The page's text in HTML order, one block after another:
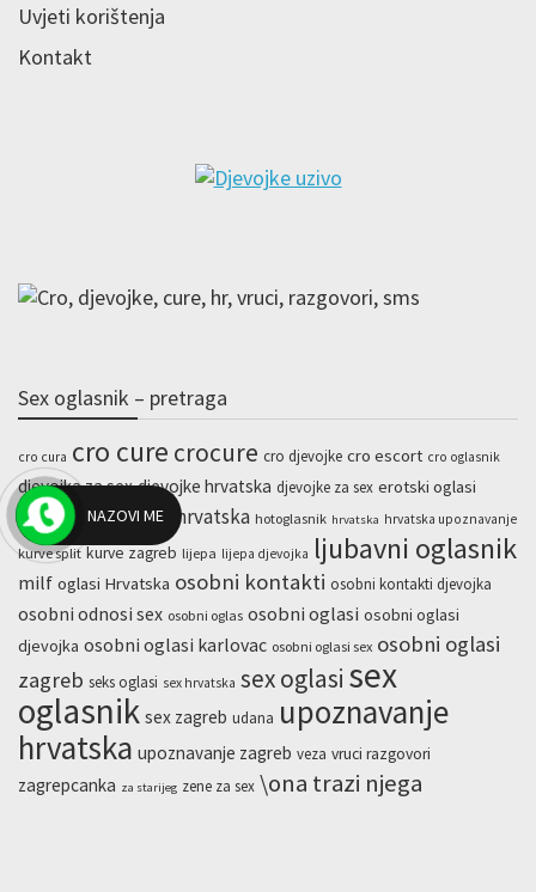
Uvjeti korištenja
Kontakt
Sex oglasnik – pretraga
cro cura cro cure crocure cro djevojke cro escort cro oglasnik
djevojka za sex djevojke hrvatska djevojke za sex erotski oglasi
escort zagreb hotline hrvatska hotoglasnik hrvatska hrvatska upoznavanje
kurve split kurve zagreb lijepa lijepa djevojka ljubavni oglasnik
milf oglasi Hrvatska osobni kontakti osobni kontakti djevojka
osobni odnosi sex osobni oglas osobni oglasi osobni oglasi
djevojka osobni oglasi karlovac osobni oglasi sex osobni oglasi
zagreb seks oglasi sex hrvatska sex oglasi sex
oglasnik sex zagreb udana upoznavanje
hrvatska upoznavanje zagreb veza vruci razgovori
zagrepcanka za starijeg zene za sex \ona trazi njega
NAZOVI ME